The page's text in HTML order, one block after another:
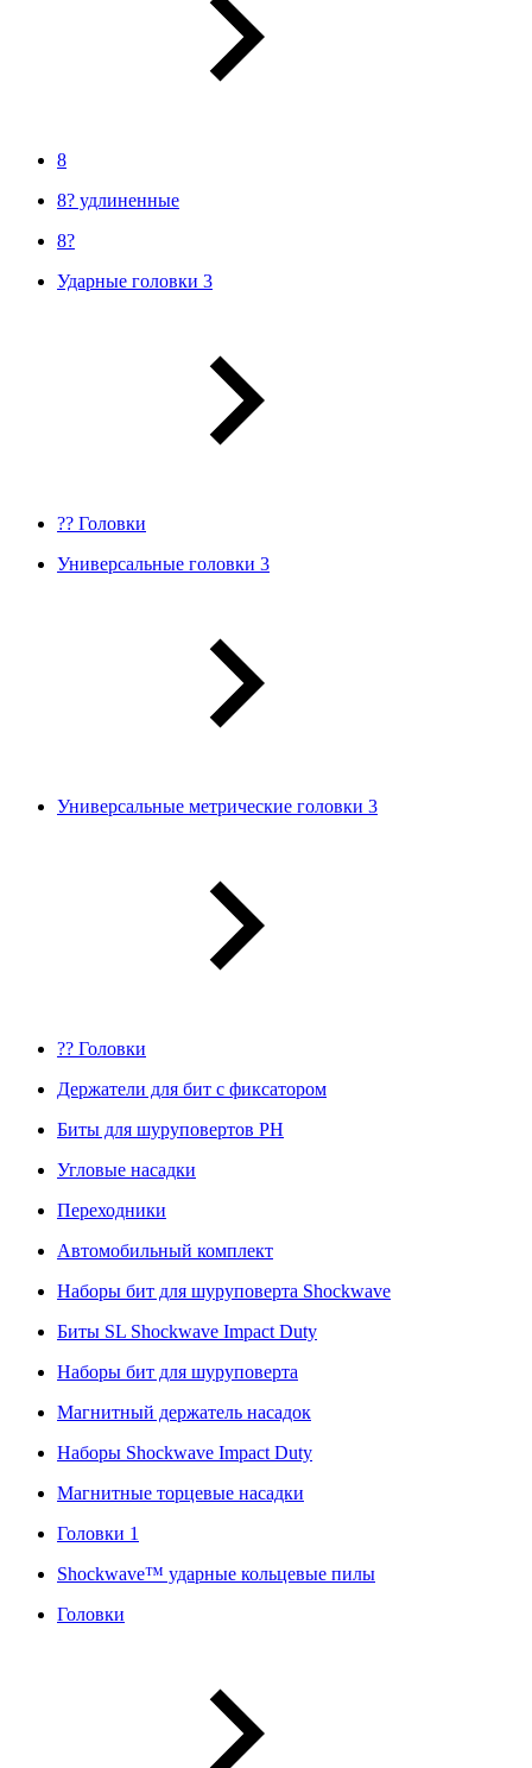
8
8? удлиненные
8?
Ударные головки 3
?? Головки
Универсальные головки 3
Универсальные метрические головки 3
?? Головки
Держатели для бит с фиксатором
Биты для шуруповертов PH
Угловые насадки
Переходники
Автомобильный комплект
Наборы бит для шуруповерта Shockwave
Биты SL Shockwave Impact Duty
Наборы бит для шуруповерта
Магнитный держатель насадок
Наборы Shockwave Impact Duty
Магнитные торцевые насадки
Головки 1
Shockwave™ ударные кольцевые пилы
Головки